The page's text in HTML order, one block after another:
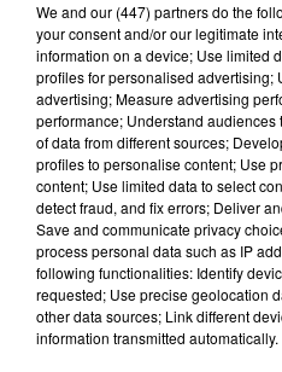
Lecture (1 min 14
100%
We and our (447) partnersdo the
your consent and/or our legitimate
information on a device; Use limited
profiles for personalised advertising;
advertising; Measure advertising
performance; Understand
of data from different sources;
profiles to personalise content; Use
content; Use limited data to select
detect fraud, and fix errors; Deliver
Save and communicate privacy
process personal data such as IP
following functionalities: Identify
requested; Use precise geolocation
other data sources; Link different
information transmitted automatically.